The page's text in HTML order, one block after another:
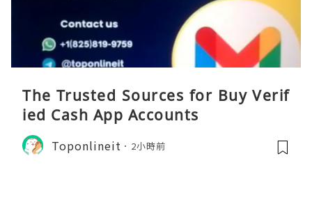
The Trusted Sources for Buy Verif
ied Cash App Accounts
Toponlineit 2小時前